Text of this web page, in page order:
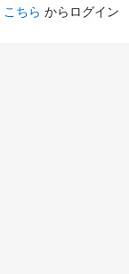
こちら からログイン